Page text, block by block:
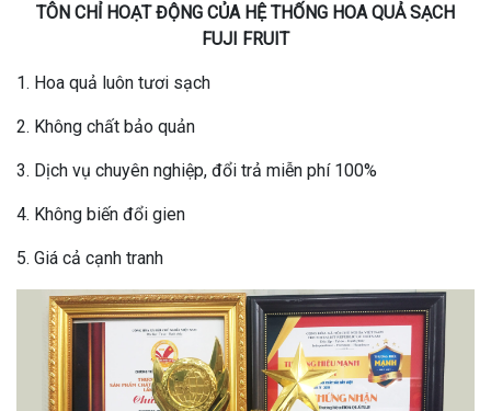
TÔN CHỈ HOẠT ĐỘNG CỦA HỆ THỐNG HOA QUẢ SẠCH
FUJI FRUIT
1. Hoa quả luôn tươi sạch
2. Không chất bảo quản
3. Dịch vụ chuyên nghiệp, đổi trả miễn phí 100%
4. Không biến đổi gien
5. Giá cả cạnh tranh